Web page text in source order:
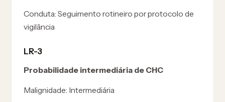
Conduta: Seguimento rotineiro por protocolo de
vigilância
LR-3
Probabilidade intermediária de CHC
Malignidade: Intermediária